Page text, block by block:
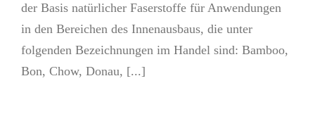
der Basis natürlicher Faserstoffe für Anwendungen
in den Bereichen des Innenausbaus, die unter
folgenden Bezeichnungen im Handel sind: Bamboo,
Bon, Chow, Donau, [...]